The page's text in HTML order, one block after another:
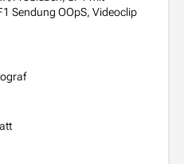
Sendung OOpS, Videoclip